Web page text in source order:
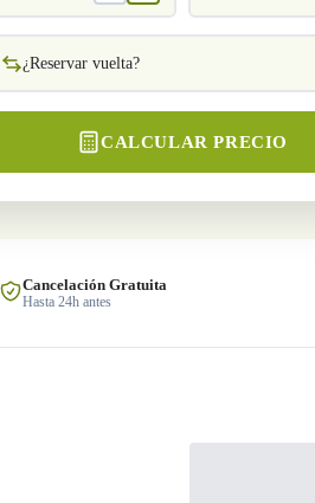
¿Reservar vuelta?
CALCULAR PRECIO
Cancelación Gratuita
Hasta 24h antes